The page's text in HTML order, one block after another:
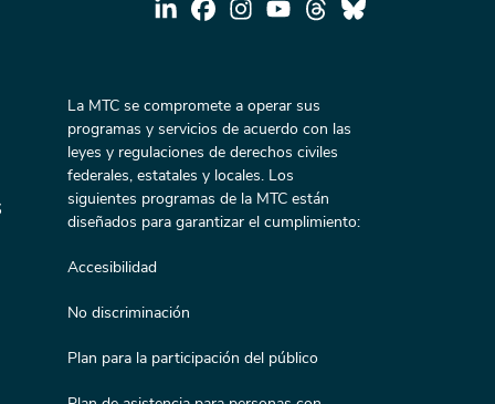
La MTC se compromete a operar sus
programas y servicios de acuerdo con las
leyes y regulaciones de derechos civiles
federales, estatales y locales. Los
siguientes programas de la MTC están
diseñados para garantizar el cumplimiento:
Accesibilidad
No discriminación
Plan para la participación del público